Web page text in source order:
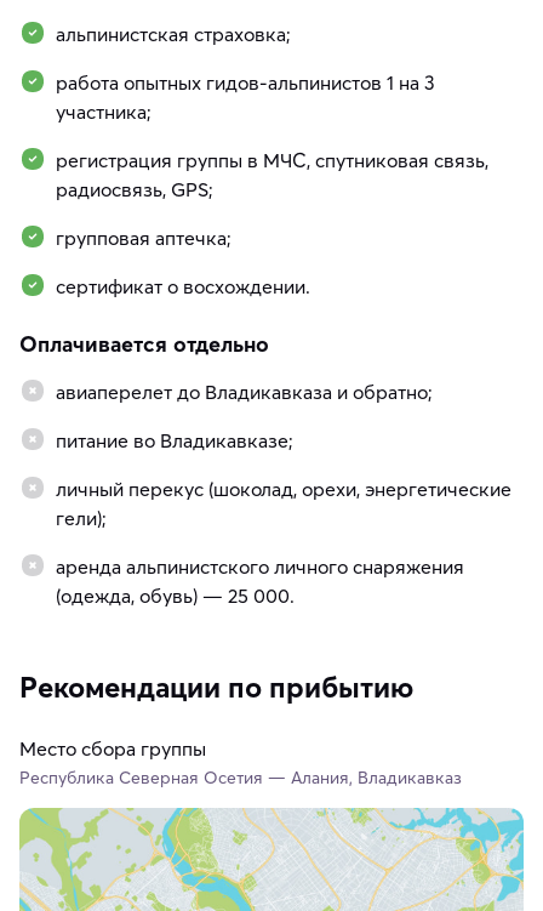
альпинистская страховка;
работа опытных гидов-альпинистов 1 на 3
участника;
регистрация группы в МЧС, спутниковая связь,
радиосвязь, GPS;
групповая аптечка;
сертификат о восхождении.
Оплачивается отдельно
авиаперелет до Владикавказа и обратно;
питание во Владикавказе;
личный перекус (шоколад, орехи, энергетические
гели);
аренда альпинистского личного снаряжения
(одежда, обувь) — 25 000.
Рекомендации по прибытию
Место сбора группы
Республика Северная Осетия — Алания, Владикавказ